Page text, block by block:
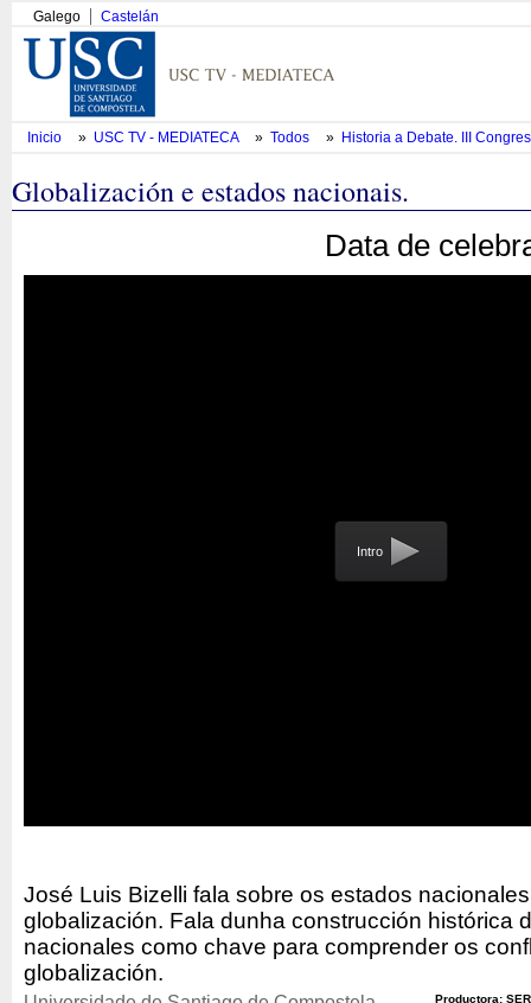
Galego Castelán
Inicio » USC TV - MEDIATECA » Todos » Historia a Debate. III
Globalización e estados nacionais.
Data de
Intro
José Luis Bizelli fala sobre os estados
globalización. Fala dunha construcción histórica
nacionales como chave para comprender os
globalización.
Productora: